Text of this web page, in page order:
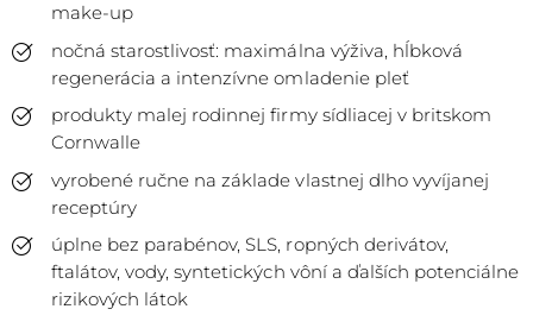
make-up
nočná starostlivosť: maximálna výživa, hĺbková
regenerácia a intenzívne omladenie pleť
produkty malej rodinnej firmy sídliacej v britskom
Cornwalle
vyrobené ručne na základe vlastnej dlho vyvíjanej
receptúry
úplne bez parabénov, SLS, ropných derivátov,
ftalátov, vody, syntetických vôní a ďalších potenciálne
rizikových látok